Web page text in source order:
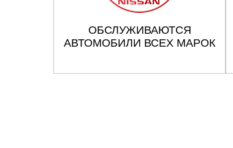
ОБСЛУЖИВАЮТСЯ
АВТОМОБИЛИ ВСЕХ МАРОК